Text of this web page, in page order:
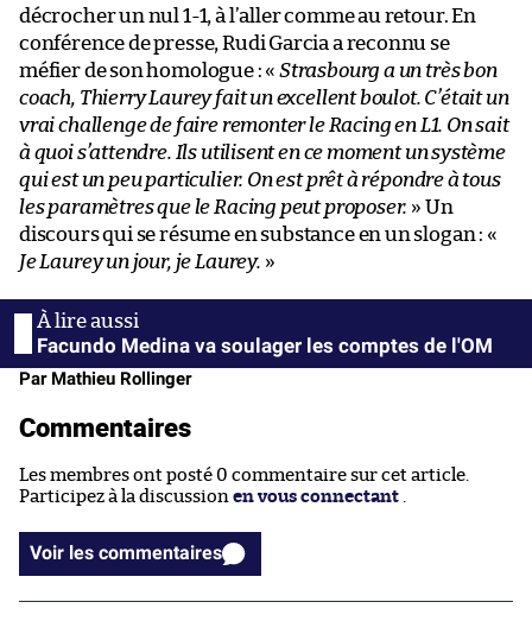
décrocher un nul 1-1, à l’aller comme au retour. En
conférence de presse, Rudi Garcia a reconnu se
méfier de son homologue : « Strasbourg a un très bon
coach, Thierry Laurey fait un excellent boulot. C’était un
vrai challenge de faire remonter le Racing en L1. On sait
à quoi s’attendre. Ils utilisent en ce moment un système
qui est un peu particulier. On est prêt à répondre à tous
les paramètres que le Racing peut proposer. » Un
discours qui se résume en substance en un slogan : «
Je Laurey un jour, je Laurey. »
Facundo Medina va soulager les comptes de l'OM
Par Mathieu Rollinger
Commentaires
Les membres ont posté 0 commentaire sur cet article.
Participez à la discussion en vous connectant
Voir les commentaires